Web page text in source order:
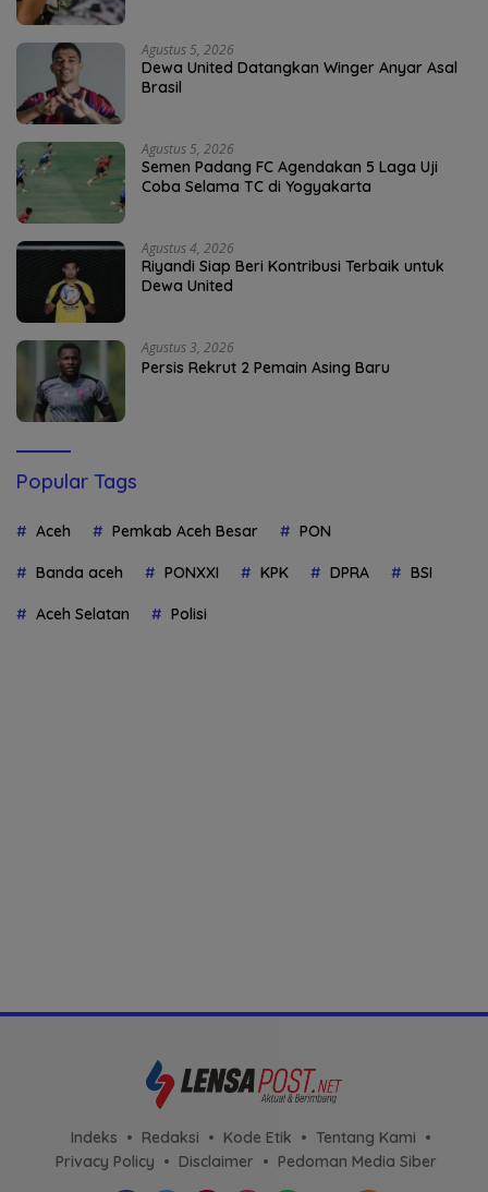
Agustus 5, 2026
Dewa United Datangkan Winger Anyar Asal
Brasil
Agustus 5, 2026
Semen Padang FC Agendakan 5 Laga Uji
Coba Selama TC di Yogyakarta
Agustus 4, 2026
Riyandi Siap Beri Kontribusi Terbaik untuk
Dewa United
Agustus 3, 2026
Persis Rekrut 2 Pemain Asing Baru
Popular Tags
Aceh Pemkab Aceh Besar PON
Banda aceh PONXXI KPK DPRA BSI
Aceh Selatan Polisi
Indeks Redaksi Kode Etik
Tentang Kami
Privacy Policy
Disclaimer Pedoman Media Siber